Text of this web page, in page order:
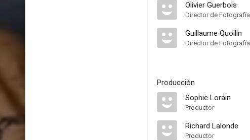
Olivier Guerbois
Director de Fotografía
Guillaume Quoilin
Director de Fotografía
Producción
Sophie Lorain
Productor
Richard Lalonde
Productor